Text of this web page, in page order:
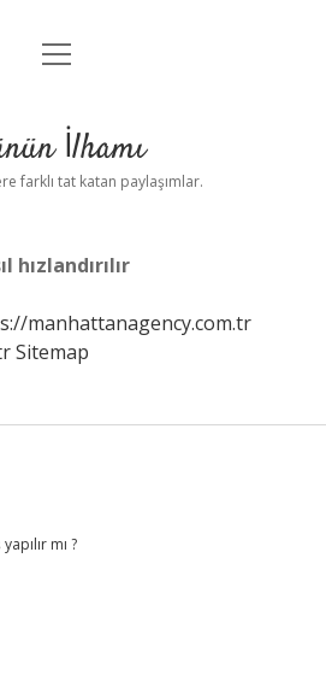
Anasayfa
Yasal Uyarı
menüyü
İlhamı
farklı tat katan paylaşımlar.
hızlandırılır
manhattanagency.com.tr
Sitemap
mı ?